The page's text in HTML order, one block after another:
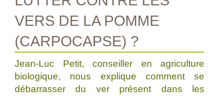
VERS DE LA POMME
(CARPOCAPSE) ?
Jean-Luc Petit, conseiller en agriculture
biologique, nous explique comment se
débarrasser du ver présent dans les